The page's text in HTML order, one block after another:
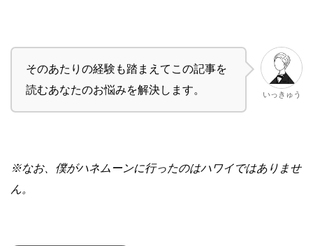
そのあたりの経験も踏まえてこの記事を
読むあなたのお悩みを解決します。
いっきゅう
※なお、僕がハネムーンに行ったのはハワイではありませ
ん。